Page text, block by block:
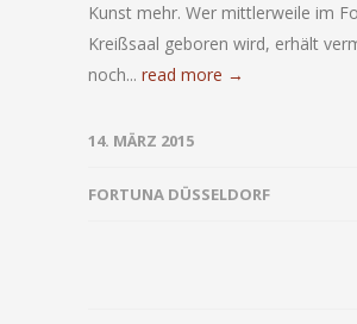
Kunst mehr. Wer mittlerweile im
Kreißsaal geboren wird, erhält
noch... read more →
14. MÄRZ 2015
FORTUNA DÜSSELDORF